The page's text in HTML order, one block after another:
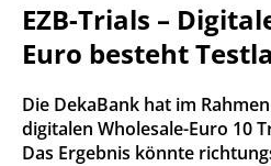
EZB-Trials –
Euro besteht
Die DekaBank hat im
digitalen Wholesale-Euro 10
Das Ergebnis könnte